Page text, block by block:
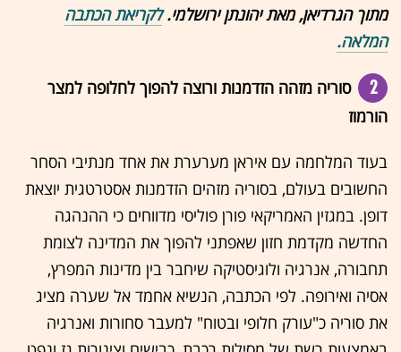
מתוך הגרדיאן, מאת יהונתן ירושלמי.לקריאת הכתבה
המלאה.
2
סוריה מזהה הזדמנות ורוצה להפוך לחלופה למצר
הורמוז
בעוד המלחמה עם איראן מערערת את אחד מנתיבי הסחר
החשובים בעולם, בסוריה מזהים הזדמנות אסטרטגית יוצאת
דופן. במגזין האמריקאי פורן פוליסי מדווחים כי ההנהגה
החדשה מקדמת חזון שאפתני להפוך את המדינה לצומת
תחבורה, אנרגיה ולוגיסטיקה שיחבר בין מדינות המפרץ,
אסיה ואירופה. לפי הכתבה, הנשיא אחמד אל שערה מציג
את סוריה כ"עורק חלופי ובטוח" למעבר סחורות ואנרגיה